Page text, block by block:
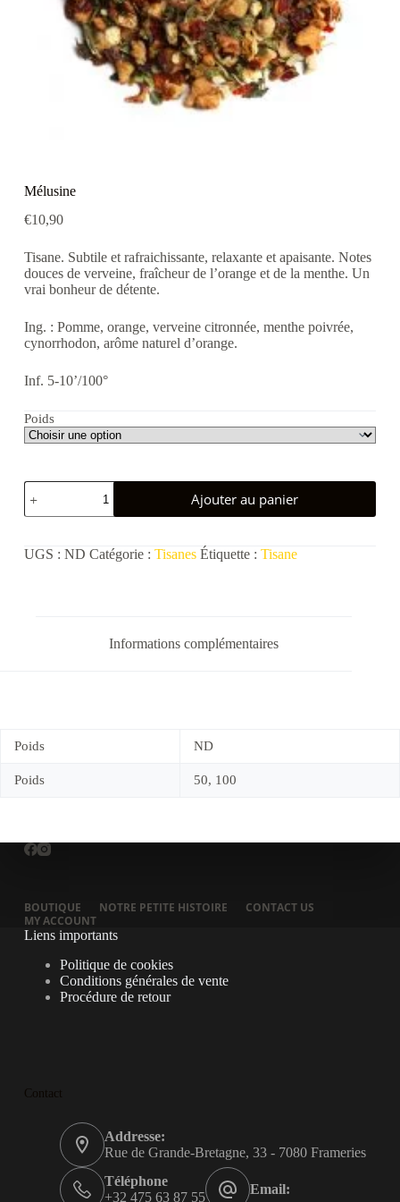
Mélusine
€10,90
Tisane. Subtile et rafraichissante, relaxante et apaisante. Notes
douces de verveine, fraîcheur de l’orange et de la menthe. Un
vrai bonheur de détente.
Ing. : Pomme, orange, verveine citronnée, menthe poivrée,
cynorrhodon, arôme naturel d’orange.
Inf. 5-10’/100°
Poids
quantité
de
Mélusine
Ajouter au panier
UGS : ND Catégorie : Tisanes Étiquette : Tisane
Informations complémentaires
Poids ND
Poids 50, 100
BOUTIQUE NOTRE PETITE HISTOIRE
CONTACT US
MY ACCOUNT
Liens importants
Politique de cookies
Conditions générales de vente
Procédure de retour
Contact
Addresse:
Rue de Grande-Bretagne, 33 - 7080 Frameries
Téléphone
+32 475 63 87 55
Email: